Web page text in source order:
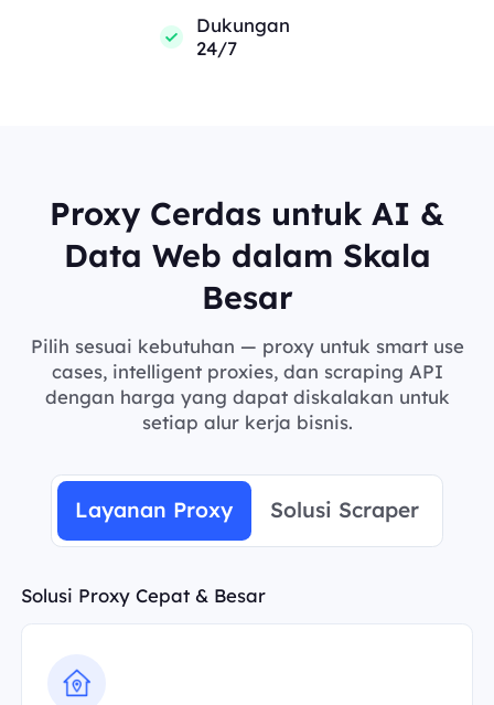
Dukungan
24/7
Proxy Cerdas untuk AI &
Data Web dalam Skala
Besar
Pilih sesuai kebutuhan — proxy untuk smart use
cases, intelligent proxies, dan scraping API
dengan harga yang dapat diskalakan untuk
setiap alur kerja bisnis.
Layanan Proxy Solusi Scraper
Solusi Proxy Cepat & Besar